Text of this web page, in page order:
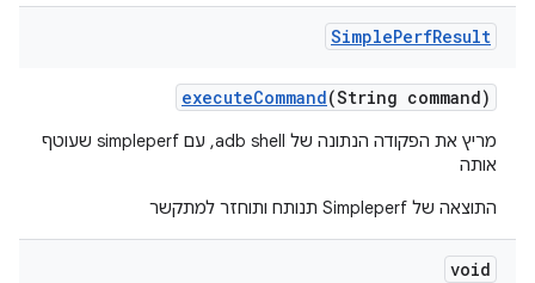
SimplePerfResult
executeCommand(String command)
מריץ את הפקודה הנתונה של adb shell, עם simpleperf שעוטף
אותה
התוצאה של Simpleperf תנותח ותוחזר למתקשר
void